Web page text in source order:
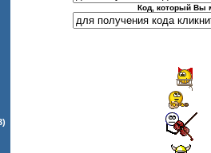
Код, который Вы